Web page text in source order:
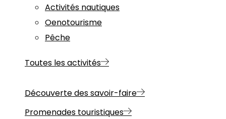
Activités nautiques
Oenotourisme
Pêche
Toutes les activités
Découverte des savoir-faire
Promenades touristiques